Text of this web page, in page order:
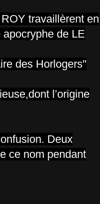
travaillèrent en
de LE
des Horlogers"
l’origine
Deux
ce nom pendant